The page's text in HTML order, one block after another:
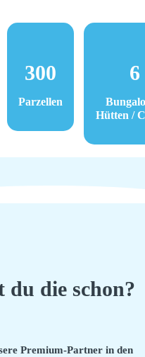
300
Parzellen
6
Hütten /
du die schon?
Premium-Partner in den